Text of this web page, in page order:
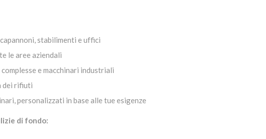
stabilimenti e uffici
le aree aziendali
e macchinari industriali
dei rifiuti
personalizzati in base alle tue esigenze
di fondo: